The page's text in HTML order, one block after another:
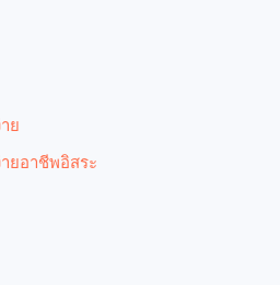
ย
ยอาชีพอิสระ